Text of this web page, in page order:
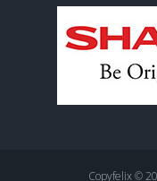
Copyfelix ©